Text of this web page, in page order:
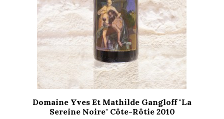
Domaine Yves Et Mathilde Gangloff "La
Sereine Noire" Côte-Rôtie 2010